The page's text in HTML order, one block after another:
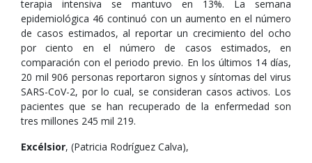
terapia intensiva se mantuvo en 13%. La semana
epidemiológica 46 continuó con un aumento en el número
de casos estimados, al reportar un crecimiento del ocho
por ciento en el número de casos estimados, en
comparación con el periodo previo. En los últimos 14 días,
20 mil 906 personas reportaron signos y síntomas del virus
SARS-CoV-2, por lo cual, se consideran casos activos. Los
pacientes que se han recuperado de la enfermedad son
tres millones 245 mil 219.
Excélsior, (Patricia Rodríguez Calva),